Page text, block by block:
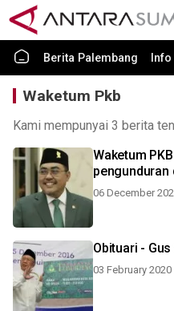
Berita Palembang
Waketum Pkb
Kami mempunyai 3 berita
Waketum
pengunduran
06 December
Obituari -
03 February